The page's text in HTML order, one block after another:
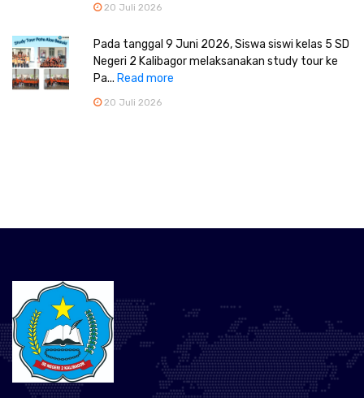
20 Juli 2026
Pada tanggal 9 Juni 2026, Siswa siswi kelas 5 SD
Negeri 2 Kalibagor melaksanakan study tour ke
Pa... Read more
20 Juli 2026